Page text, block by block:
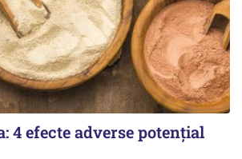
4 efecte adverse potențial